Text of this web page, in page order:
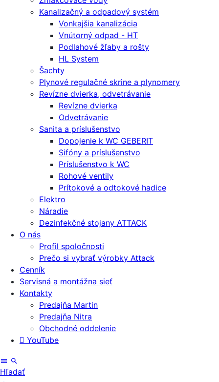
Kanalizačný a odpadový systém
Vonkajšia kanalizácia
Vnútorný odpad - HT
Podlahové žľaby a rošty
HL System
Šachty
Plynové regulačné skrine a plynomery
Revízne dvierka, odvetrávanie
Revízne dvierka
Odvetrávanie
Sanita a príslušenstvo
Dopojenie k WC GEBERIT
Sifóny a príslušenstvo
Príslušenstvo k WC
Rohové ventily
Prítokové a odtokové hadice
Elektro
Náradie
Dezinfekčné stojany ATTACK
O nás
Profil spoločnosti
Prečo si vybrať výrobky Attack
Cenník
Servisná a montážna sieť
Kontakty
Predajňa Martin
Predajňa Nitra
Obchodné oddelenie
YouTube
Hľadať